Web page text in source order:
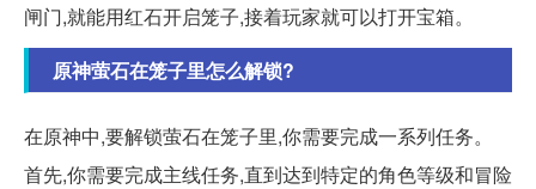
闸门,就能用红石开启笼子,接着玩家就可以打开宝箱。
原神萤石在笼子里怎么解锁?
在原神中,要解锁萤石在笼子里,你需要完成一系列任务。
首先,你需要完成主线任务,直到达到特定的角色等级和冒险